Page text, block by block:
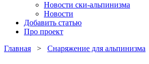
Новости ски-альпинизма
Новости
Добавить статью
Про проект
Главная > Снаряжение для альпинизма